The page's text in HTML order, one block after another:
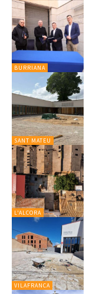
BURRIANA
SANT MATEU
L'ALCORA
VILAFRANCA